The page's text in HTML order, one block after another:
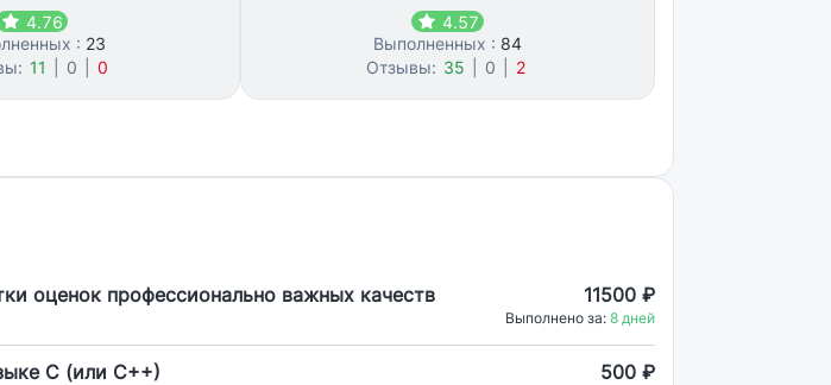
4.76
: 23
11 0 0
4.57
Выполненных : 84
Отзывы: 35 0 2
оценок профессионально важных качеств 11500 ₽
Выполнено за: 8 дней
С (или С++) 500 ₽